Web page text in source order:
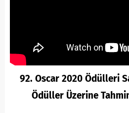
92. Oscar 2020 Ödülleri
Ödüller Üzerine